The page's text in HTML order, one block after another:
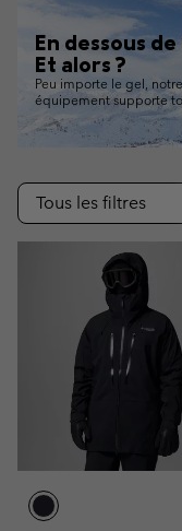
SKIP
TO
SEARCH
En dessous de
Et alors ?
Peu importe le gel, notre
équipement supporte
Tous les filtres